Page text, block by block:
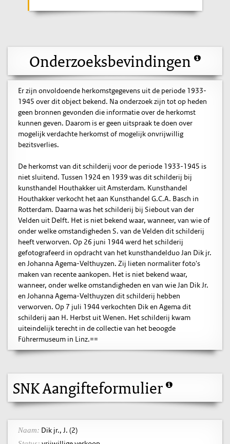
Onderzoeksbevindingen
Er zijn onvoldoende herkomstgegevens uit de periode 1933-
1945 over dit object bekend. Na onderzoek zijn tot op heden
geen bronnen gevonden die informatie over de herkomst
kunnen geven. Daarom is er geen uitspraak te doen over
mogelijk verdachte herkomst of mogelijk onvrijwillig
bezitsverlies.
De herkomst van dit schilderij voor de periode 1933-1945 is
niet sluitend. Tussen 1924 en 1939 was dit schilderij bij
kunsthandel Houthakker uit Amsterdam. Kunsthandel
Houthakker verkocht het aan Kunsthandel G.C.A. Basch in
Rotterdam. Daarna was het schilderij bij Siebout van der
Velden uit Delft. Het is niet bekend waar, wanneer, van wie of
onder welke omstandigheden S. van de Velden dit schilderij
heeft verworven. Op 26 juni 1944 werd het schilderij
gefotografeerd in opdracht van het kunsthandelduo Jan Dik jr.
en Johanna Agema-Velthuyzen. Zij lieten normaliter foto's
maken van recente aankopen. Het is niet bekend waar,
wanneer, onder welke omstandigheden en van wie Jan Dik Jr.
en Johanna Agema-Velthuyzen dit schilderij hebben
verworven. Op 7 juli 1944 verkochten Dik en Agema dit
schilderij aan H. Herbst uit Wenen. Het schilderij kwam
uiteindelijk terecht in de collectie van het beoogde
Führermuseum in Linz.==
SNK Aangifteformulier
Naam: Dik jr., J. (2)